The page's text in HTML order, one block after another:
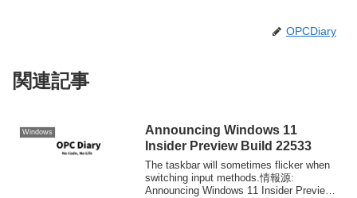
OPCDiary
関連記事
Windows
Announcing Windows 11
Insider Preview Build 22533
The taskbar will sometimes flicker when
switching input methods.情報源:
Announcing Windows 11 Insider Preview